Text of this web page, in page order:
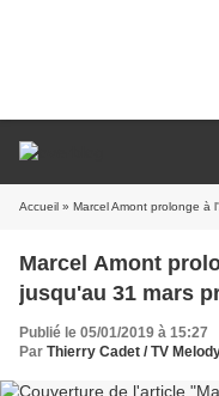
Accueil » Marcel Amont prolonge à
Marcel Amont
jusqu'au 31 mars
Publié le 05/01/2019 à 15:27
Par Thierry Cadet / TV